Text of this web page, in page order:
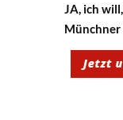
JA, ich